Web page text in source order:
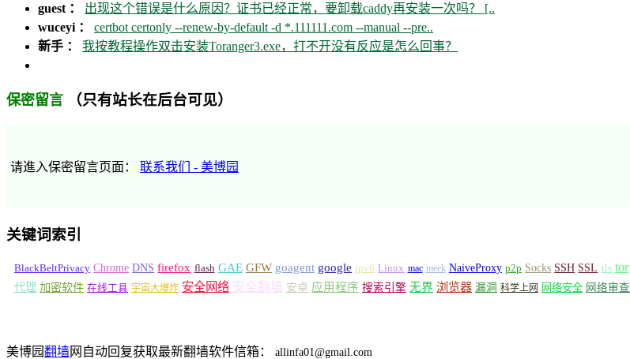
guest ： 出现这个错误是什么原因？证书已经正常，要卸载caddy再安装一次吗？ [..
wuceyi ： certbot certonly --renew-by-default -d *.111111.com --manual --pre..
新手 ： 我按教程操作双击安装Toranger3.exe，打不开没有反应是怎么回事？
保密留言 （只有站长在后台可见）
请進入保密留言页面： 联系我们 - 美博园
关键词索引
BlackBeltPrivacy Chrome DNS firefox flash GAE GFW goagent google ipv6 Linux mac meek NaiveProxy p2p Socks SSH SSL tls tor
代理 加密软件 在线工具 宇宙大爆炸 安全网络 安全翻墙 安卓 应用程序 搜索引擎 无界 浏览器 漏洞 科学上网 网络安全 网络审查
美博园翻墙网自动回复获取最新翻墙软件信箱： allinfa01@gmail.com